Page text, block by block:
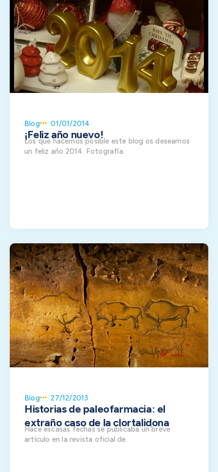
Blog 01/01/2014
¡Feliz año nuevo!
Los que hacemos posible este blog os deseamos
un feliz año 2014. Fotografía.
Blog 27/12/2013
Historias de paleofarmacia: el
extraño caso de la clortalidona
Hace escasas fechas se publicaba un breve
artículo en la revista oficial de.